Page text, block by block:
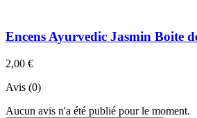
Encens Ayurvedic Jasmin Boite
2,00 €
Avis (0)
Aucun avis n'a été publié pour le moment.